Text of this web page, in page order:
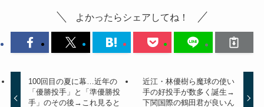
よかったらシェアしてね！
100回目の夏に幕…近年の
「優勝投手」と「準優勝投
手」のその後→これ見ると
近江・林優樹ら魔球の使い
手の好投手が数多く誕生→
下関国際の鶴田君が良いん